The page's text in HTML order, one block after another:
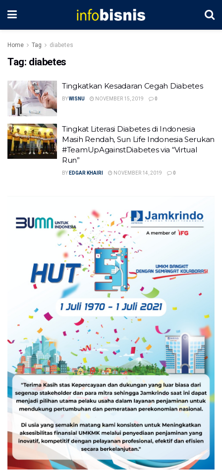
Home Tag diabetes
Tag: diabetes
Tingkatkan Kesadaran Cegah Diabetes
BYWISNU NOVEMBER 15, 2019 0
Tingkat Literasi Diabetes di Indonesia
Masih Rendah, Sun Life Indonesia Serukan
#TeamUpAgainstDiabetes via “Virtual
Run”
BY EDGAR KHAIRI NOVEMBER 14, 2019 0